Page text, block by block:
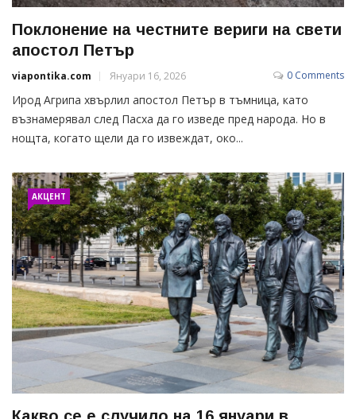
Поклонение на честните вериги на свeти
апостол Петър
viapontika.com Януари 16, 2026 0 Comments
Ирод Агрипа хвърлил апостол Петър в тъмница, като
възнамерявал след Пасха да го изведе пред народа. Но в
нощта, когато щели да го извеждат, око...
АКЦЕНТ